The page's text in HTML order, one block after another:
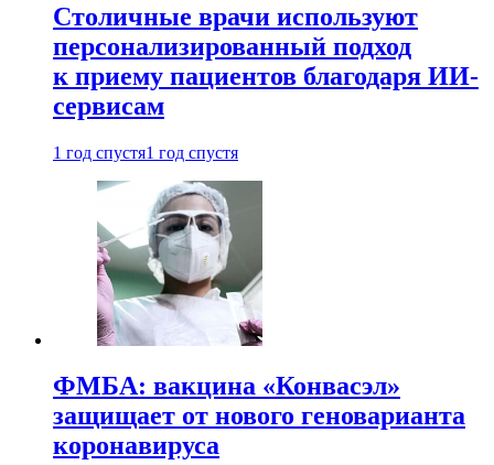
Столичные врачи используют
персонализированный подход
к приему пациентов благодаря ИИ-
сервисам
1 год спустя1 год спустя
ФМБА: вакцина «Конвасэл»
защищает от нового геноварианта
коронавируса